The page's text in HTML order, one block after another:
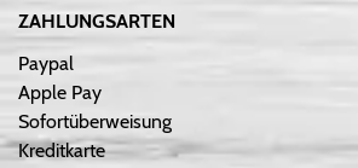
ZAHLUNGSARTEN
Paypal
Apple Pay
Sofortüberweisung
Kreditkarte